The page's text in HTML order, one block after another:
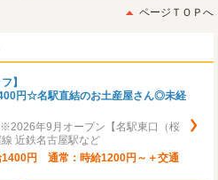
後
ページＴＯＰへ
】
円☆名駅直結のお土産屋さん◎未経
年9月オープン【名駅東口（桜
近鉄名古屋駅など
1400円 通常：時給1200円～＋交通